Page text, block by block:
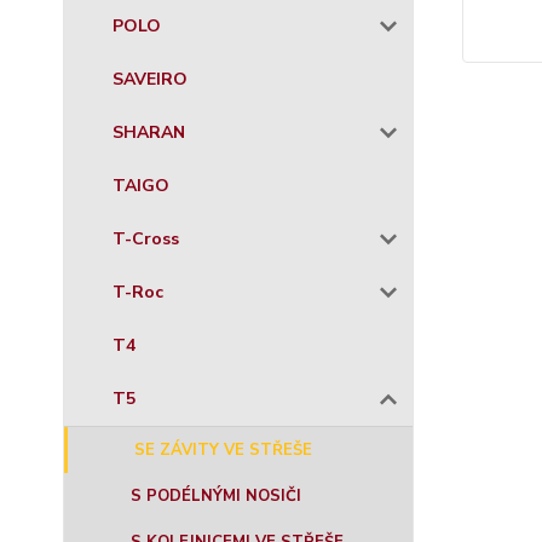
POLO
SAVEIRO
SHARAN
TAIGO
T-Cross
T-Roc
T4
T5
SE ZÁVITY VE STŘEŠE
S PODÉLNÝMI NOSIČI